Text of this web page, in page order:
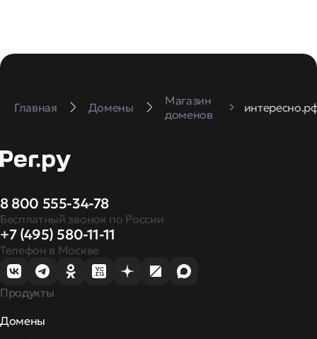
Главная Домены
Магазин
доменов
8 800 555-34-78
Бесплатный звонок по России
+7 (495) 580-11-11
Телефон в Москве
Продукты
Домены